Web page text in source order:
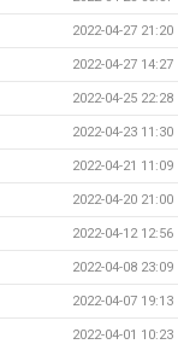
2022-04-27 21:20
2022-04-27 14:27
2022-04-25 22:28
2022-04-23 11:30
2022-04-21 11:09
2022-04-20 21:00
2022-04-12 12:56
2022-04-08 23:09
2022-04-07 19:13
2022-04-01 10:23